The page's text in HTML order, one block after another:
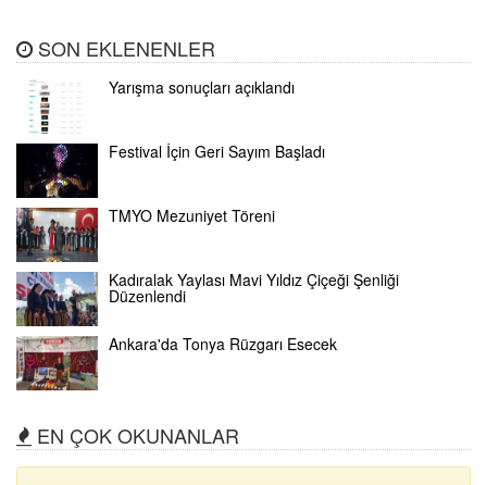
SON EKLENENLER
Yarışma sonuçları açıklandı
Festival İçin Geri Sayım Başladı
TMYO Mezuniyet Töreni
Kadıralak Yaylası Mavi Yıldız Çiçeği Şenliği
Düzenlendi
Ankara'da Tonya Rüzgarı Esecek
EN ÇOK OKUNANLAR